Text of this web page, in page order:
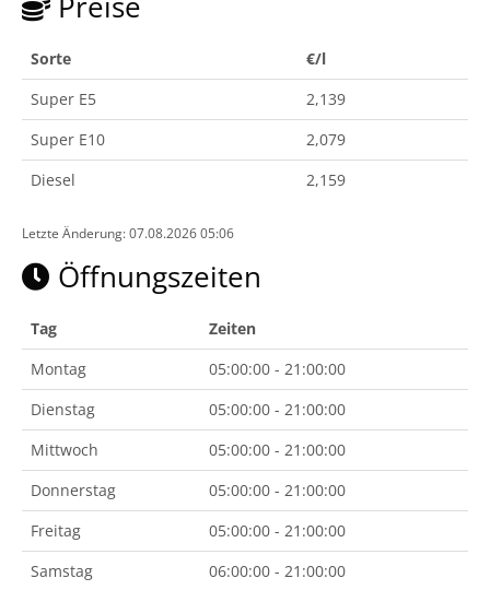
Sorte
€/l
Super E5
2,139
Super E10
2,079
Diesel
2,159
Letzte Änderung: 07.08.2026 05:06
Öffnungszeiten
Tag
Zeiten
Montag
05:00:00 - 21:00:00
Dienstag
05:00:00 - 21:00:00
Mittwoch
05:00:00 - 21:00:00
Donnerstag
05:00:00 - 21:00:00
Freitag
05:00:00 - 21:00:00
Samstag
06:00:00 - 21:00:00